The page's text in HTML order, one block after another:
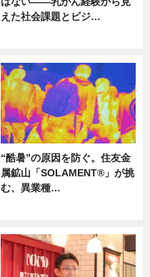
えた社会課題とビジ…
“酷暑”の原因を防ぐ。住友金
属鉱山「SOLAMENT®」が挑
む、異業種…